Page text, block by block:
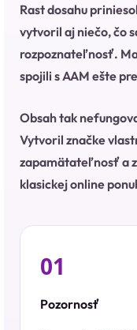
Rast dosahu
vytvoril aj niečo, čo
rozpoznateľnosť.
spojili s AAM ešte
Obsah tak
Vytvoril značke
zapamätateľnosť a
klasickej online
01
Pozornosť